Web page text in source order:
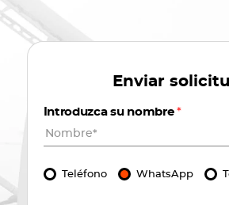
Enviar
Introduzca su nombre*
Teléfono WhatsApp